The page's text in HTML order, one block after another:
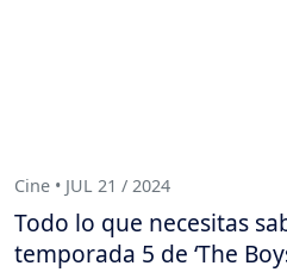
Cine • JUL 21 / 2024
Todo lo que necesitas
temporada 5 de ‘The